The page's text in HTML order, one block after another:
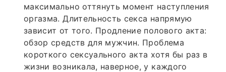
максимально оттянуть момент наступления
оргазма. Длительность секса напрямую
зависит от того. Продление полового акта:
обзор средств для мужчин. Проблема
короткого сексуального акта хотя бы раз в
жизни возникала, наверное, у каждого